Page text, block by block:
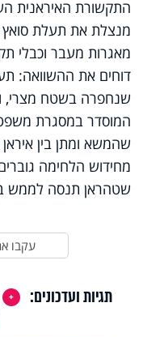
התקשורת האיראנית
מנצלת את תעלת סואץ
מאגרות מעבר וכבלי
דוחים את ההשוואה:
שנחפרה בשטח מצרי,
המוסדר במסגרת
שהמשא ומתן בין
מחידוש הלחימה
שטהראן תנסה לממש
עקבו
תגיות ועדכונים: